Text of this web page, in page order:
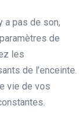
a pas de son,
de
les
de l’enceinte.
vie de vos